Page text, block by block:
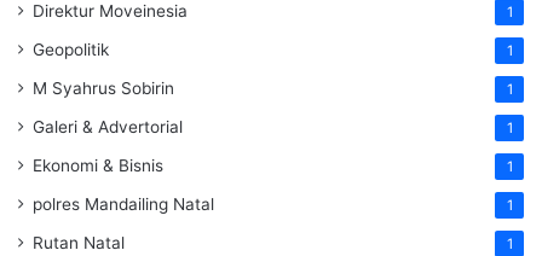
Direktur Moveinesia 1
Geopolitik 1
M Syahrus Sobirin 1
Galeri & Advertorial 1
Ekonomi & Bisnis 1
polres Mandailing Natal 1
Rutan Natal 1